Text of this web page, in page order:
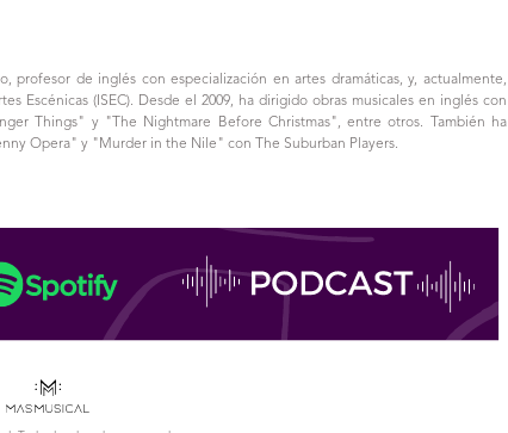
profesor de inglés con especialización en artes dramáticas, y, actualmente,
Escénicas (ISEC). Desde el 2009, ha dirigido obras musicales en inglés con
Things" y "The Nightmare Before Christmas", entre otros. También ha
Opera" y "Murder in the Nile" con The Suburban Players.